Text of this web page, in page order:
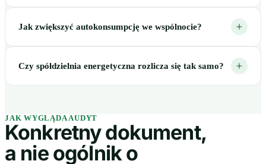
Jak zwiększyć autokonsumpcję we wspólnocie?
Czy spółdzielnia energetyczna rozlicza się tak samo?
JAK WYGLĄDA AUDYT
Konkretny dokument,
a nie ogólnik o